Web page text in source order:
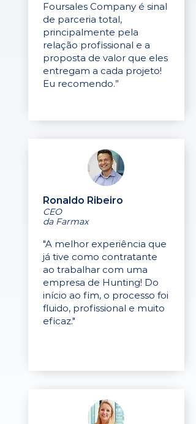
Foursales Company é sinal
de parceria total,
principalmente pela
relação profissional e a
proposta de valor que eles
entregam a cada projeto!
Eu recomendo.”
Ronaldo Ribeiro
CEO
da Farmax
"A melhor experiência que
já tive como contratante
ao trabalhar com uma
empresa de Hunting! Do
início ao fim, o processo foi
fluido, profissional e muito
eficaz."